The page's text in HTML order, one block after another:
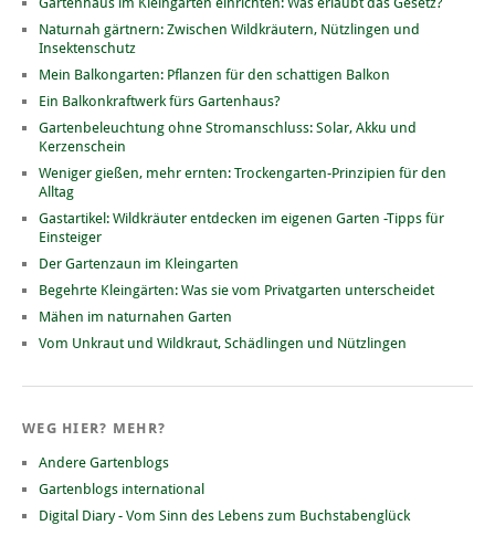
Naturnah gärtnern: Zwischen Wildkräutern, Nützlingen und
Insektenschutz
Mein Balkongarten: Pflanzen für den schattigen Balkon
Ein Balkonkraftwerk fürs Gartenhaus?
Gartenbeleuchtung ohne Stromanschluss: Solar, Akku und
Kerzenschein
Weniger gießen, mehr ernten: Trockengarten-Prinzipien für den
Alltag
Gastartikel: Wildkräuter entdecken im eigenen Garten -Tipps für
Einsteiger
Der Gartenzaun im Kleingarten
Begehrte Kleingärten: Was sie vom Privatgarten unterscheidet
Mähen im naturnahen Garten
Vom Unkraut und Wildkraut, Schädlingen und Nützlingen
WEG HIER? MEHR?
Andere Gartenblogs
Gartenblogs international
Digital Diary - Vom Sinn des Lebens zum Buchstabenglück